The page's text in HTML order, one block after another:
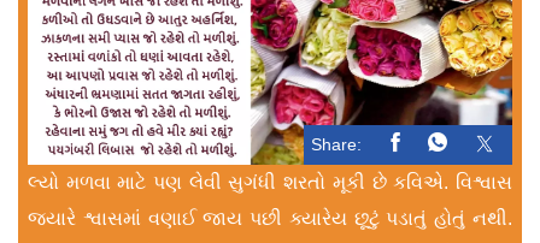
Share:
લ્યો મળવા માટે પણ લેવી સુગંધી શરતો મૂકી છે કવિએ. વિશ્વાસ
જ્યારે શ્વાસમાં વણાઈ જાય પછી ક્યારેય છૂટું પડાતું હોતું નથી.